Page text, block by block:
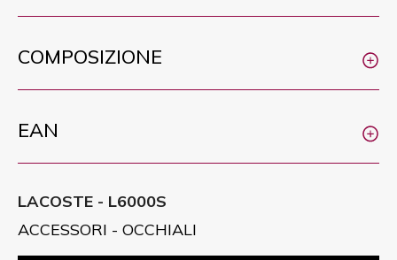
COMPOSIZIONE
EAN
LACOSTE - L6000S
ACCESSORI - OCCHIALI